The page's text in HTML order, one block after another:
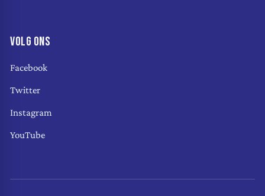
VOLG ONS
Facebook
Twitter
Instagram
YouTube